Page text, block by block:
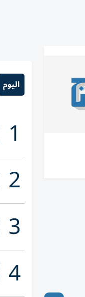
اليوم
1
2
3
4